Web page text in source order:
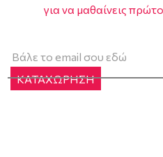
για να μαθαίνεις
ΚΑΤΑΧΩΡΗΣΗ